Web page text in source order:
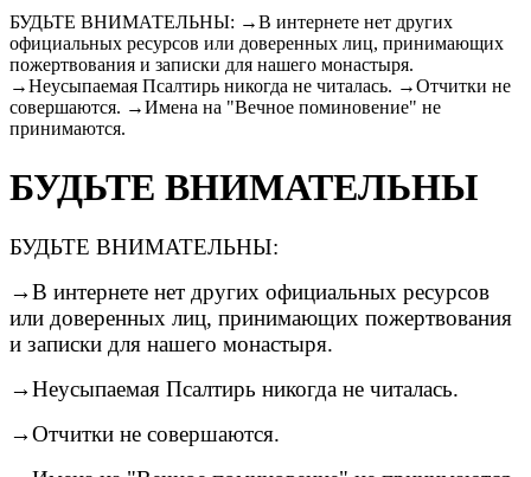
БУДЬТЕ ВНИМАТЕЛЬНЫ: →В интернете нет других
официальных ресурсов или доверенных лиц, принимающих
пожертвования и записки для нашего монастыря.
→Неусыпаемая Псалтирь никогда не читалась. →Отчитки не
совершаются. →Имена на "Вечное поминовение" не
принимаются.
БУДЬТЕ ВНИМАТЕЛЬНЫ
БУДЬТЕ ВНИМАТЕЛЬНЫ:
→В интернете нет других официальных ресурсов
или доверенных лиц, принимающих пожертвования
и записки для нашего монастыря.
→Неусыпаемая Псалтирь никогда не читалась.
→Отчитки не совершаются.